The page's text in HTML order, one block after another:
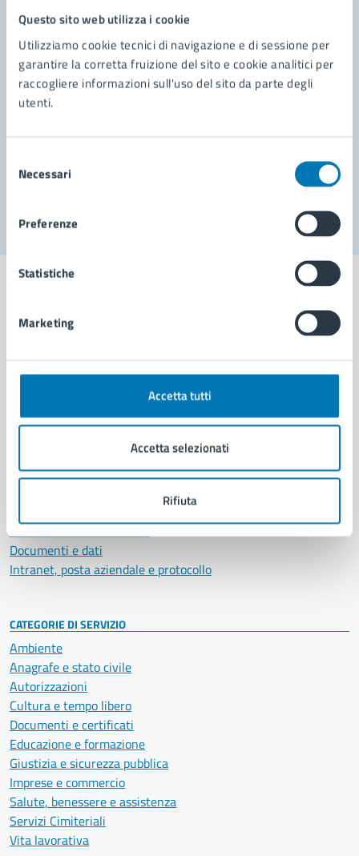
Questo sito web utilizza i cookie
Utilizziamo cookie tecnici di navigazione e di sessione per
garantire la corretta fruizione del sito e cookie analitici per
raccogliere informazioni sull'uso del sito da parte degli
utenti.
delNecessari
Preferenze
Statistiche
Marketing
Accetta tutti
Accetta selezionati
Rifiuta
Contatta il comune
Leggi le domande frequenti
Richiedi assistenza
Aree amministrative
Uffici
Personale amministrativo
Documenti e dati
Intranet, posta aziendale e protocollo
CATEGORIE DI SERVIZIO
Ambiente
Anagrafe e stato civile
Autorizzazioni
Cultura e tempo libero
Documenti e certificati
Educazione e formazione
Giustizia e sicurezza pubblica
Imprese e commercio
Salute, benessere e assistenza
Servizi Cimiteriali
Vita lavorativa